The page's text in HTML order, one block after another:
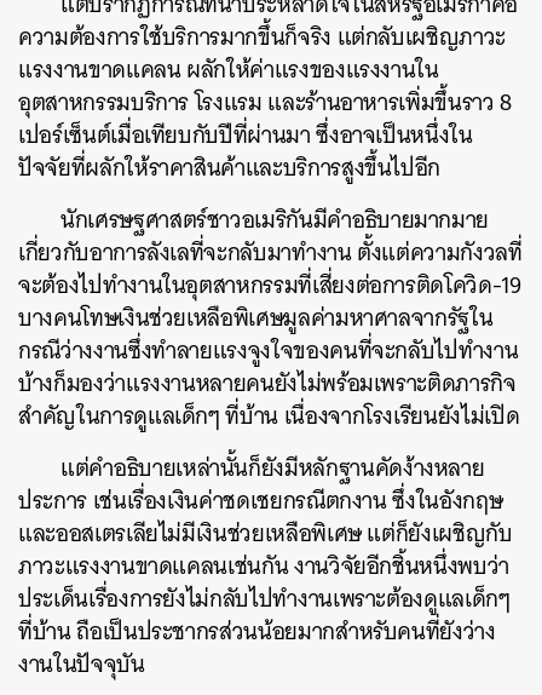
ความต้องการใช้บริการมากขึ้นก็จริง แต่กลับเผชิญภาวะ
แรงงานขาดแคลน ผลักให้ค่าแรงของแรงงานใน
อุตสาหกรรมบริการ โรงแรม และร้านอาหารเพิ่มขึ้นราว 8
เปอร์เซ็นต์เมื่อเทียบกับปีที่ผ่านมา ซึ่งอาจเป็นหนึ่งใน
ปัจจัยที่ผลักให้ราคาสินค้าและบริการสูงขึ้นไปอีก
นักเศรษฐศาสตร์ชาวอเมริกันมีคำอธิบายมากมาย
เกี่ยวกับอาการลังเลที่จะกลับมาทำงาน ตั้งแต่ความกังวลที่
จะต้องไปทำงานในอุตสาหกรรมที่เสี่ยงต่อการติดโควิด-19
บางคนโทษเงินช่วยเหลือพิเศษมูลค่ามหาศาลจากรัฐใน
กรณีว่างงานซึ่งทำลายแรงจูงใจของคนที่จะกลับไปทำงาน
บ้างก็มองว่าแรงงานหลายคนยังไม่พร้อมเพราะติดภารกิจ
สำคัญในการดูแลเด็กๆ ที่บ้าน เนื่องจากโรงเรียนยังไม่เปิด
แต่คำอธิบายเหล่านั้นก็ยังมีหลักฐานคัดง้างหลาย
ประการ เช่นเรื่องเงินค่าชดเชยกรณีตกงาน ซึ่งในอังกฤษ
และออสเตรเลียไม่มีเงินช่วยเหลือพิเศษ แต่ก็ยังเผชิญกับ
ภาวะแรงงานขาดแคลนเช่นกัน งานวิจัยอีกชิ้นหนึ่งพบว่า
ประเด็นเรื่องการยังไม่กลับไปทำงานเพราะต้องดูแลเด็กๆ
ที่บ้าน ถือเป็นประชากรส่วนน้อยมากสำหรับคนที่ยังว่าง
งานในปัจจุบัน
SHARE TWEET LINE EMAIL